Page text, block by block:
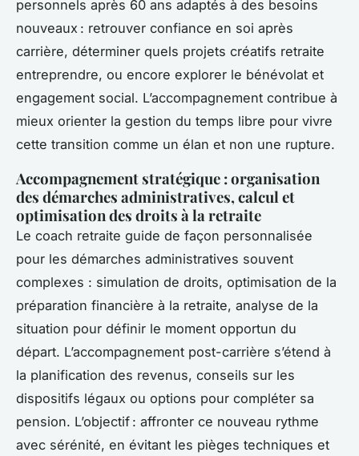
personnels après 60 ans adaptés à des besoins
nouveaux : retrouver confiance en soi après
carrière, déterminer quels projets créatifs retraite
entreprendre, ou encore explorer le bénévolat et
engagement social. L’accompagnement contribue à
mieux orienter la gestion du temps libre pour vivre
cette transition comme un élan et non une rupture.
Accompagnement stratégique : organisation
des démarches administratives, calcul et
optimisation des droits à la retraite
Le coach retraite guide de façon personnalisée
pour les démarches administratives souvent
complexes : simulation de droits, optimisation de la
préparation financière à la retraite, analyse de la
situation pour définir le moment opportun du
départ. L’accompagnement post-carrière s’étend à
la planification des revenus, conseils sur les
dispositifs légaux ou options pour compléter sa
pension. L’objectif : affronter ce nouveau rythme
avec sérénité, en évitant les pièges techniques et